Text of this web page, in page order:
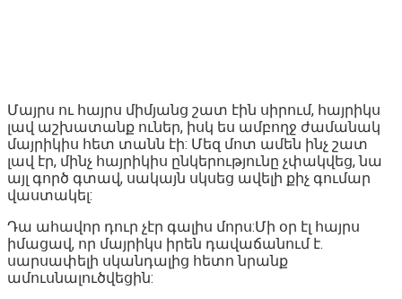
Մայրս ու հայրս միմյանց շատ էին սիրում, հայրիկս
լավ աշխատանք ուներ, իսկ ես ամբողջ ժամանակ
մայրիկիս հետ տանն էի: Մեզ մոտ ամեն ինչ շատ
լավ էր, մինչ հայրիկիս ընկերությունը չփակվեց, նա
այլ գործ գտավ, սակայն սկսեց ավելի քիչ գումար
վաստակել:
Դա ահավոր դուր չէր գալիս մորս:Մի օր էլ հայրս
իմացավ, որ մայրիկս իրեն դավաճանում է.
սարսափելի սկանդալից հետո նրանք
ամուսնալուծվեցին: